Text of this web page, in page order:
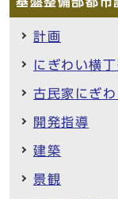
計画
にぎわい横
古民家にぎ
開発指導
建築
景観